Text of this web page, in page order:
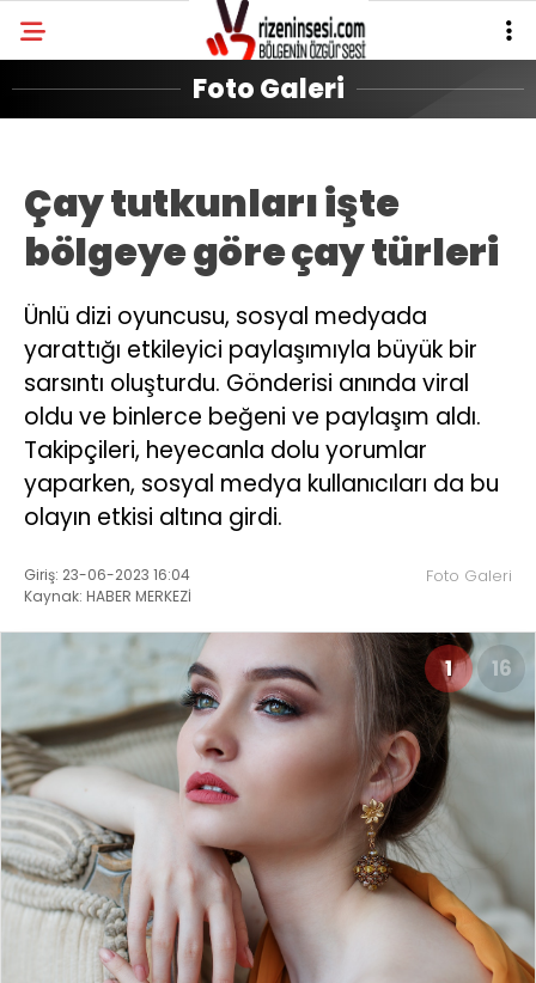
Foto Galeri
Çay tutkunları işte
bölgeye göre çay türleri
Ünlü dizi oyuncusu, sosyal medyada
yarattığı etkileyici paylaşımıyla büyük bir
sarsıntı oluşturdu. Gönderisi anında viral
oldu ve binlerce beğeni ve paylaşım aldı.
Takipçileri, heyecanla dolu yorumlar
yaparken, sosyal medya kullanıcıları da bu
olayın etkisi altına girdi.
Giriş: 23-06-2023 16:04
Kaynak: HABER MERKEZİ
Foto Galeri
1 16